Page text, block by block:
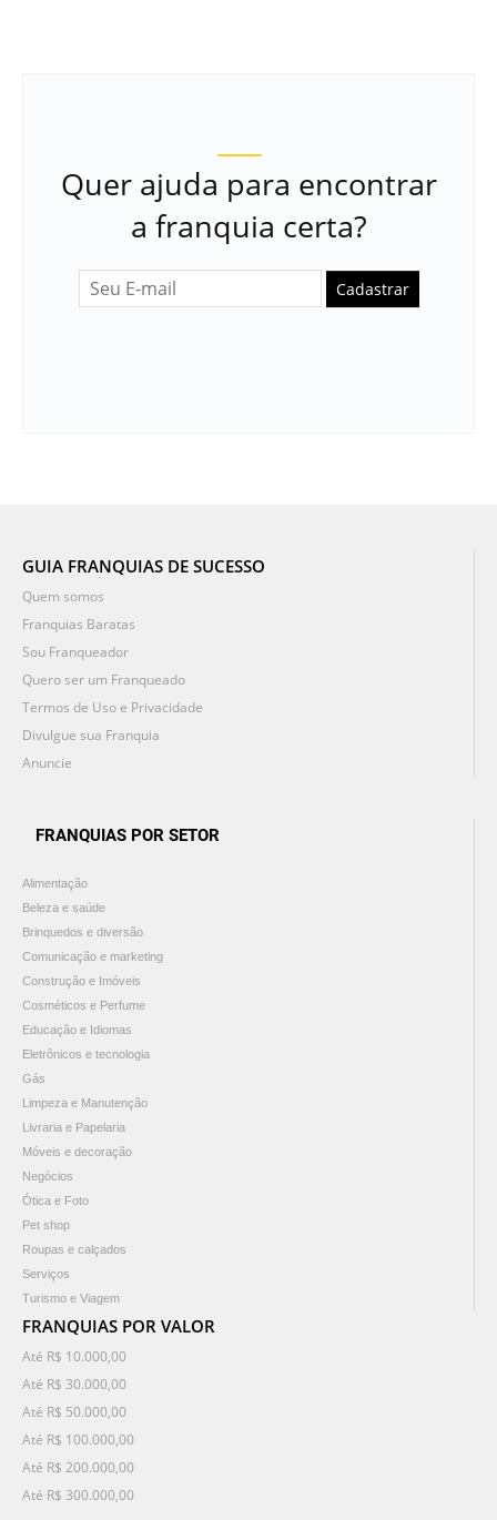
Quer ajuda para encontrar
a franquia certa?
Cadastrar
GUIA FRANQUIAS DE SUCESSO
Quem somos
Franquias Baratas
Sou Franqueador
Quero ser um Franqueado
Termos de Uso e Privacidade
Divulgue sua Franquia
Anuncie
FRANQUIAS POR SETOR
Alimentação
Beleza e saúde
Brinquedos e diversão
Comunicação e marketing
Construção e Imóveis
Cosméticos e Perfume
Educação e Idiomas
Eletrônicos e tecnologia
Gás
Limpeza e Manutenção
Livraria e Papelaria
Móveis e decoração
Negócios
Ótica e Foto
Pet shop
Roupas e calçados
Serviços
Turismo e Viagem
FRANQUIAS POR VALOR
Até R$ 10.000,00
Até R$ 30.000,00
Até R$ 50.000,00
Até R$ 100.000,00
Até R$ 200.000,00
Até R$ 300.000,00